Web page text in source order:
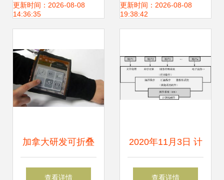
有形产品的法律护
更新时间：2026-08-08
14:36:35
件研发方向的读研
更新时间：2026-08-08
19:38:42
加拿大研发可折叠
薄膜电脑 柔性计算
查看详情
2020年11月3日 计
算机软件发展的里
查看详情